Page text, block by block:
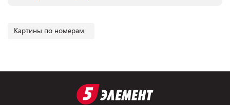
Картины по номерам